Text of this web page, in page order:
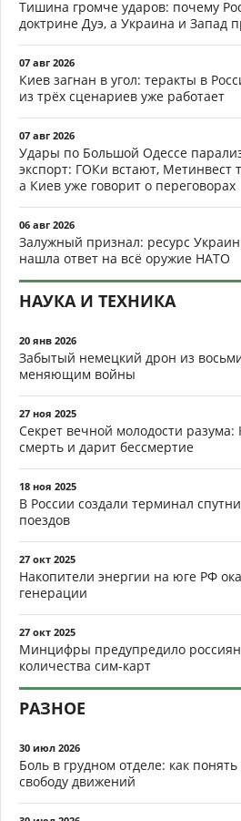
Тишина громче ударов: почему
доктрине Дуэ, а Украина и Запад
07 авг 2026
Киев загнан в угол: теракты в
из трёх сценариев уже работает
07 авг 2026
Удары по Большой Одессе
экспорт: ГОКи встают, Метинвест
а Киев уже говорит о переговорах
06 авг 2026
Залужный признал: ресурс
нашла ответ на всё оружие НАТО
НАУКА И ТЕХНИКА
20 янв 2026
Забытый немецкий дрон из
меняющим войны
27 ноя 2025
Секрет вечной молодости
смерть и дарит бессмертие
18 ноя 2025
В России создали терминал
поездов
27 окт 2025
Накопители энергии на юге РФ
генерации
27 окт 2025
Минцифры предупредило
количества сим-карт
РАЗНОЕ
30 июл 2026
Боль в грудном отделе: как
свободу движений